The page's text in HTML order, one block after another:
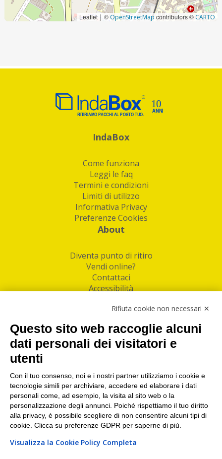
Leaflet|©OpenStreetMap contributors ©CARTO
IndaBox
Come funziona
Leggi le faq
Termini e condizioni
Limiti di utilizzo
Informativa Privacy
Preferenze Cookies
About
Diventa punto di ritiro
Vendi online?
Contattaci
Accessibilità
Facebook
Linkedin
I nostri punti di ritiro e spedizione pacchi nelle
maggiori città italiane
Torino|Milano|Roma|Bologna|Firenze| Genova
Napoli|Varese
Rifiuta cookie non necessari ✕
Questo sito web raccoglie alcuni
dati personali dei visitatori e
utenti
Con il tuo consenso, noi e i nostri partner utilizziamo i cookie e
tecnologie simili per archiviare, accedere ed elaborare i dati
personali come, ad esempio, la visita al sito web o la
personalizzazione degli annunci. Poiché rispettiamo il tuo diritto
alla privacy, è possibile scegliere di non consentire alcuni tipi di
cookie. Clicca su preferenze GDPR per saperne di più.
Visualizza la Cookie Policy Completa